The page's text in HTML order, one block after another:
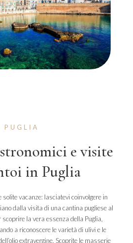
PUGLIA
e visite
in Puglia
solite vacanze: lasciatevi coinvolgere in
dalla visita di una cantina pugliese al
la vera essenza della Puglia,
a riconoscere le varietà di ulivi e le
extravergine. Scoprite le masserie